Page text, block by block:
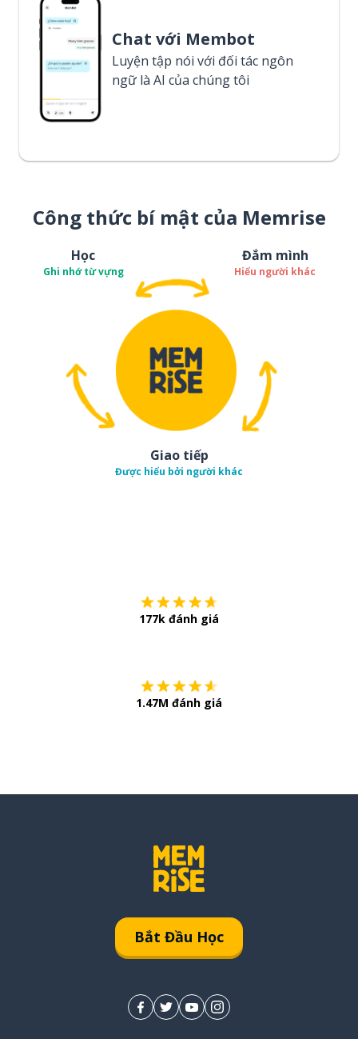
Chat với Membot
Luyện tập nói với đối tác ngôn
ngữ là AI của chúng tôi
Công thức bí mật của Memrise
Học
Ghi nhớ từ vựng
Đắm mình
Hiểu người khác
Giao tiếp
Được hiểu bởi người khác
177k đánh giá
1.47M đánh giá
Bắt Đầu Học